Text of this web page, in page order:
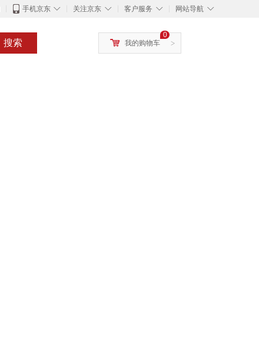
◇
手机京东 ◇
关注京东 ◇
客户服务 ◇
网站导航
搜索 >
0
我的购物车